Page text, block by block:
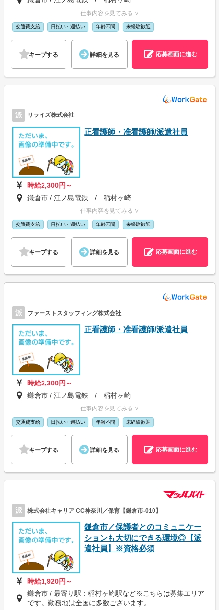
仕事内容を見てみる ∨
交通費支給 日払い・週払い 年齢不問 未経験歓迎
キープする 詳細を見る 応募画面に進む
派 リライズ株式会社
正看護師・准看護師/派遣社員
時給2,300円～
鎌倉市 / 江ノ島電鉄 / 稲村ヶ崎
仕事内容を見てみる ∨
交通費支給 日払い・週払い 年齢不問 未経験歓迎
キープする 詳細を見る 応募画面に進む
派 ファーストスタッフィング株式会社
正看護師・准看護師/派遣社員
時給2,300円～
鎌倉市 / 江ノ島電鉄 / 稲村ヶ崎
仕事内容を見てみる ∨
交通費支給 日払い・週払い 年齢不問 未経験歓迎
キープする 詳細を見る 応募画面に進む
派 株式会社キャリア CC神奈川／保育【鎌倉市-010】
鎌倉市／保護者とのコミュニケー
ションも大切にできる環境◎【派
遣社員】※資格必須
時給1,920円～
鎌倉市 / 最寄り駅：稲村ヶ崎駅など※こちらは募集エリア
です。勤務地は全国に多数ございます。